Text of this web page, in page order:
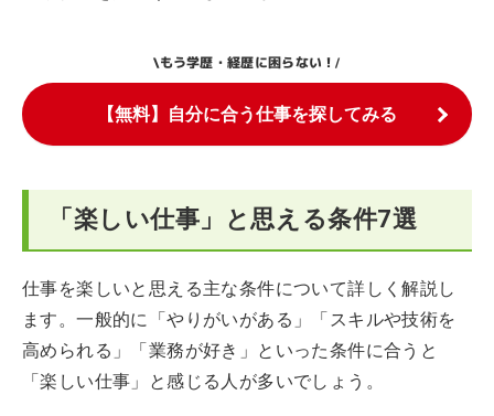
\もう学歴・経歴に困らない！/
【無料】自分に合う仕事を探してみる
「楽しい仕事」と思える条件7選
仕事を楽しいと思える主な条件について詳しく解説し
ます。一般的に「やりがいがある」「スキルや技術を
高められる」「業務が好き」といった条件に合うと
「楽しい仕事」と感じる人が多いでしょう。